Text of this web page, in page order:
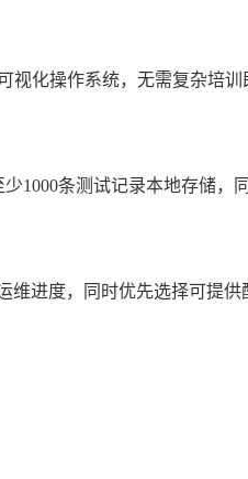
视化操作系统，无需复杂培
1000条测试记录本地存储，
维进度，同时优先选择可提供